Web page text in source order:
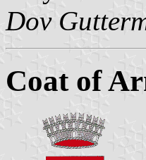
Dov
Coat of